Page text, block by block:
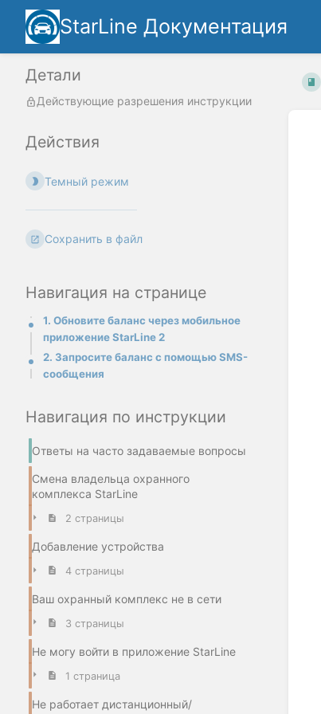
StarLine Документация
Детали
Действующие разрешения инструкции
Действия
Темный режим
Сохранить в файл
Навигация на странице
1. Обновите баланс через мобильное
приложение StarLine 2
2. Запросите баланс с помощью SMS-
сообщения
Навигация по инструкции
Ответы на часто задаваемые вопросы
Смена владельца охранного
комплекса StarLine
2 страницы
Добавление устройства
4 страницы
Ваш охранный комплекс не в сети
3 страницы
Не могу войти в приложение StarLine
1 страница
Не работает дистанционный/